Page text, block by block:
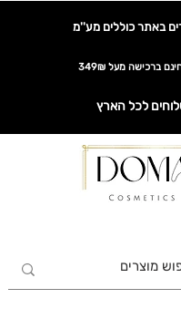
באתר כוללים מע''מ
ברכישה מעל 349₪
לכל הארץ